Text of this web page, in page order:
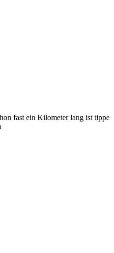
fast ein Kilometer lang ist tippe